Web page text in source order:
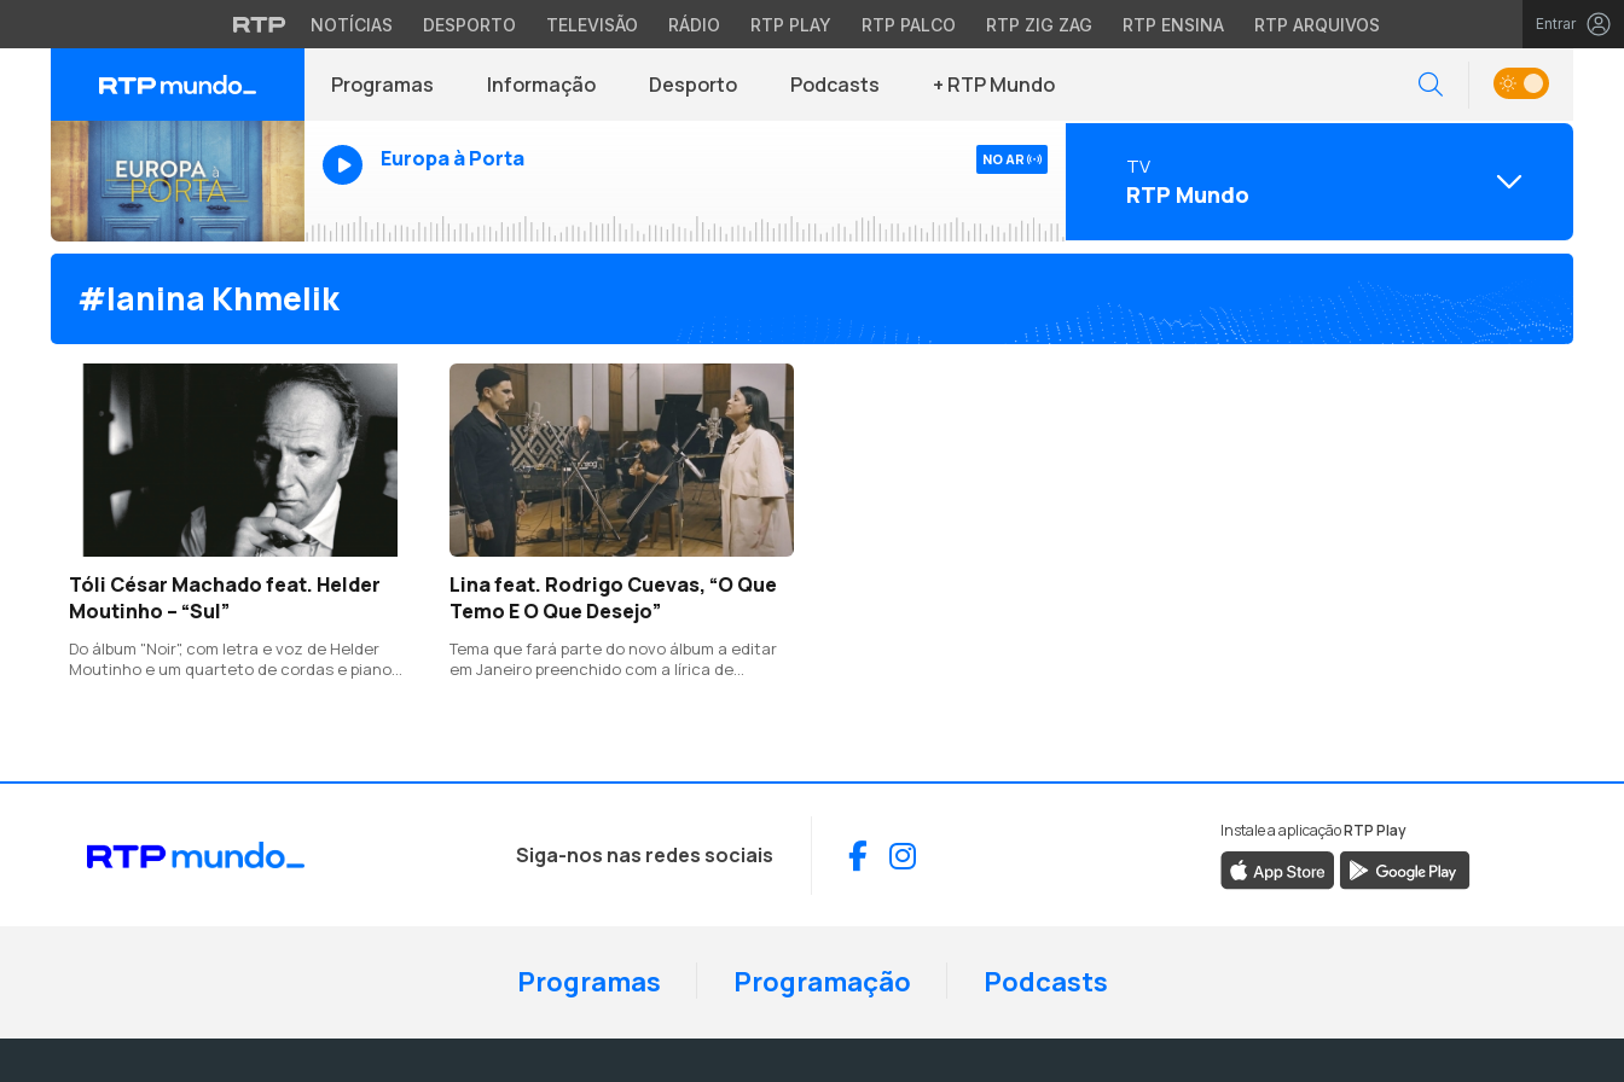
NOTÍCIAS DESPORTO TELEVISÃO RÁDIO RTP PLAY RTP PALCO RTP ZIG ZAG RTP ENSINA RTP ARQUIVOS Entrar
Programas Informação Desporto Podcasts + RTP Mundo
Europa à Porta NO AR TV
RTP Mundo
#Ianina Khmelik
Tóli César Machado feat. Helder
Moutinho – “Sul”
Do álbum "Noir", com letra e voz de Helder
Moutinho e um quarteto de cordas e piano
Lina feat. Rodrigo Cuevas, “O Que
Temo E O Que Desejo”
Tema que fará parte do novo álbum a editar
em Janeiro preenchido com a lírica de
Siga-nos nas redes sociais Facebook
Instagram
Instale a aplicaçãoRTP Play
Programas Programação Podcasts